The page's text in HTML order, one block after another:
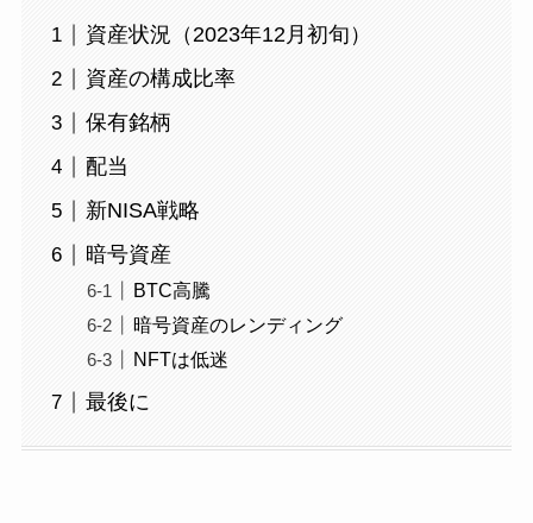
資産状況（2023年12月初旬）
資産の構成比率
保有銘柄
配当
新NISA戦略
暗号資産
BTC高騰
暗号資産のレンディング
NFTは低迷
最後に